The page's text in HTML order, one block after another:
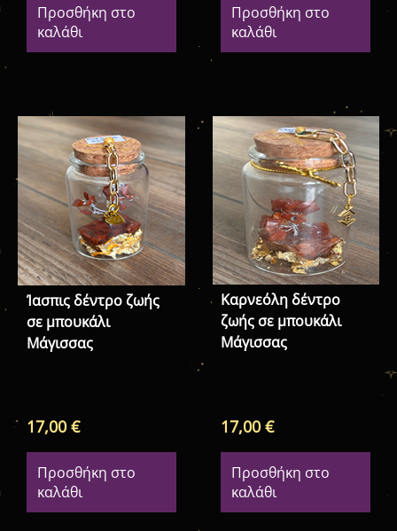
Προσθήκη στο
καλάθι
Προσθήκη στο
καλάθι
Ίασπις δέντρο ζωής
σε μπουκάλι
Μάγισσας
17,00€
Προσθήκη στο
καλάθι
Καρνεόλη δέντρο
ζωής σε μπουκάλι
Μάγισσας
17,00€
Προσθήκη στο
καλάθι